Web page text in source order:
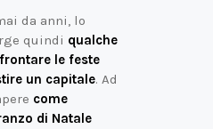
da anni, lo
quindi qualche
le feste
un capitale. Ad
come
di Natale